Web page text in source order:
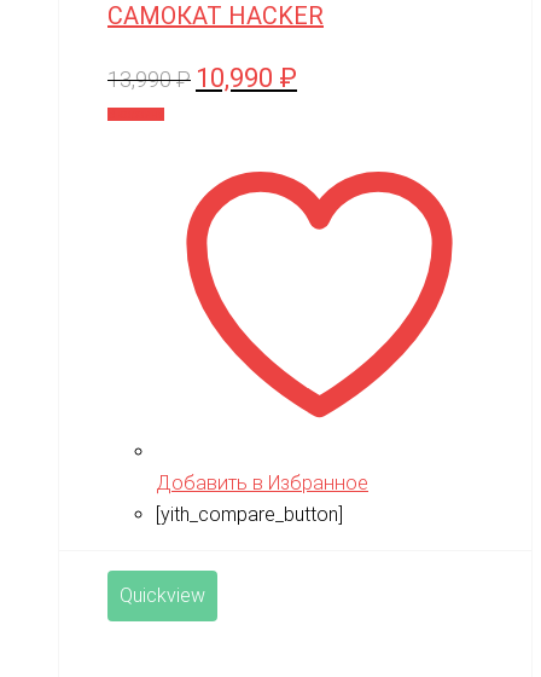
САМОКАТ HACKER
13,990₽ Первоначальная
13,990 ₽.
10,990 ₽
Добавить в Избранное
[yith_compare_button]
Quickview